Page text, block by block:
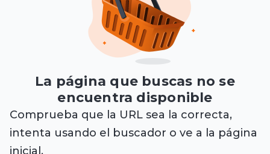
La página que buscas no se
encuentra disponible
Comprueba que la URL sea la correcta,
intenta usando el buscador o ve a la página
inicial.